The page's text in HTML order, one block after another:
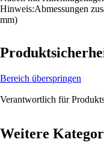
Hinweis:Abmessungen
mm)
Bereich überspringen
Verantwortlich für
Weitere